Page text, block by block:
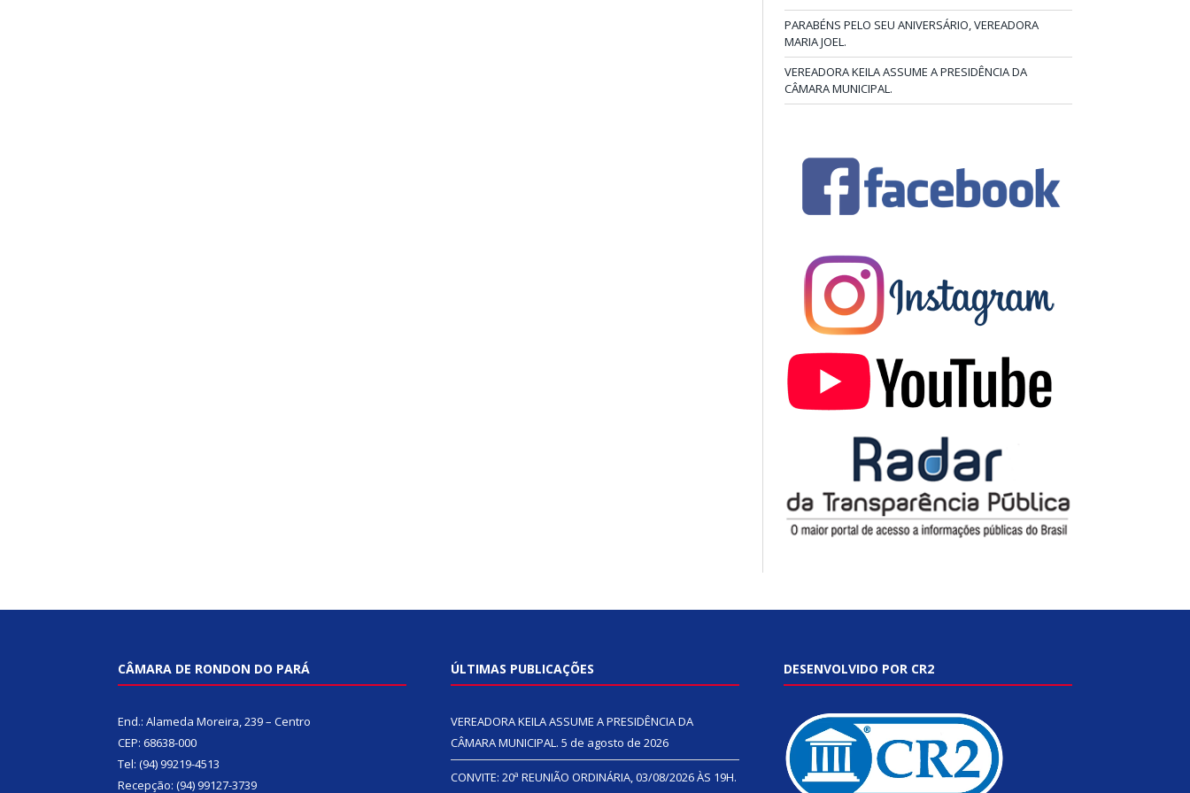
PARABÉNS PELO SEU ANIVERSÁRIO, VEREADORA
MARIA JOEL.
VEREADORA KEILA ASSUME A PRESIDÊNCIA DA
CÂMARA MUNICIPAL.
CÂMARA DE RONDON DO PARÁ
End.: Alameda Moreira, 239 – Centro
CEP: 68638-000
Tel: (94) 99219-4513
Recepção: (94) 99127-3739
ÚLTIMAS PUBLICAÇÕES
VEREADORA KEILA ASSUME A PRESIDÊNCIA DA
CÂMARA MUNICIPAL. 5 de agosto de 2026
CONVITE: 20ª REUNIÃO ORDINÁRIA, 03/08/2026 ÀS 19H.
DESENVOLVIDO POR CR2